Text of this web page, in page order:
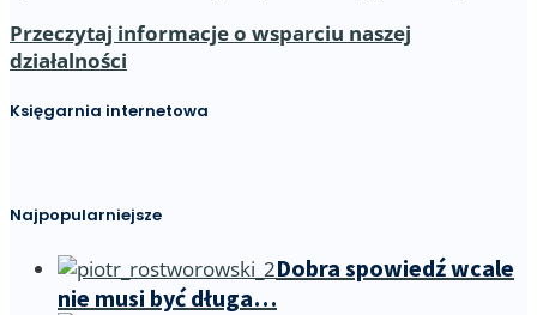
Przeczytaj informacje o wsparciu naszej
działalności
Księgarnia internetowa
Najpopularniejsze
Dobra spowiedź wcale
nie musi być długa…